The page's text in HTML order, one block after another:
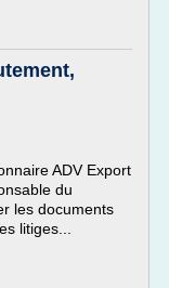
ADV Export
du
les documents
litiges...